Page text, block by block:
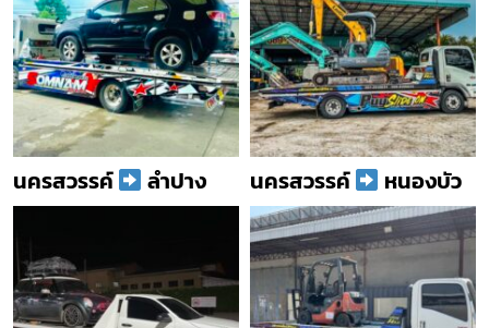
นครสวรรค์ ลำปาง นครสวรรค์ หนองบัว